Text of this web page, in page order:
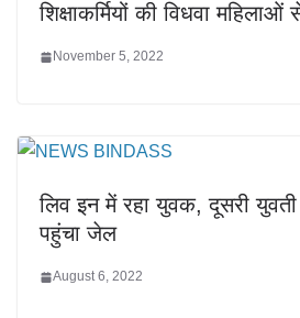
शिक्षाकर्मियों की विधवा
November 5, 2022
लिव इन में रहा युवक, दूसरी
पहुंचा जेल
August 6, 2022